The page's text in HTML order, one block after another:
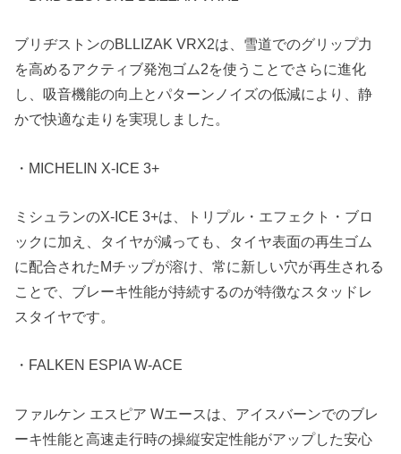
ブリヂストンのBLLIZAK VRX2は、雪道でのグリップ力
を高めるアクティブ発泡ゴム2を使うことでさらに進化
し、吸音機能の向上とパターンノイズの低減により、静
かで快適な走りを実現しました。
・MICHELIN X-ICE 3+
ミシュランのX-ICE 3+は、トリプル・エフェクト・ブロ
ックに加え、タイヤが減っても、タイヤ表面の再生ゴム
に配合されたMチップが溶け、常に新しい穴が再生される
ことで、ブレーキ性能が持続するのが特徴なスタッドレ
スタイヤです。
・FALKEN ESPIA W-ACE
ファルケン エスピア Wエースは、アイスバーンでのブレ
ーキ性能と高速走行時の操縦安定性能がアップした安心